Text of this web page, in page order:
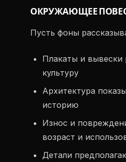
ОКРУЖАЮЩЕЕ
Пусть фоны
Плакаты и вывески
культуру
Архитектура
историю
Износ и
возраст и
Детали